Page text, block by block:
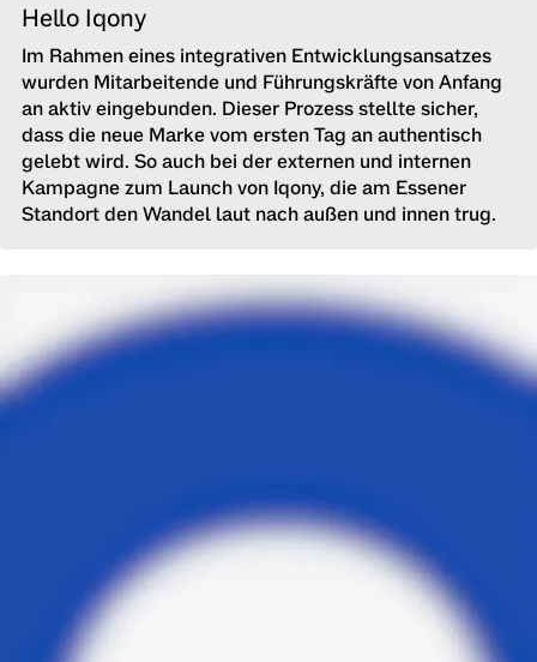
Hello Iqony
Im Rahmen eines integrativen Entwicklungsansatzes
wurden Mitarbeitende und Führungskräfte von Anfang
an aktiv eingebunden. Dieser Prozess stellte sicher,
dass die neue Marke vom ersten Tag an authentisch
gelebt wird. So auch bei der externen und internen
Kampagne zum Launch von Iqony, die am Essener
Standort den Wandel laut nach außen und innen trug.